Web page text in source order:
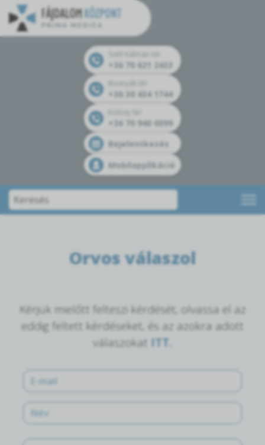
+36 70 621 2433
+36 30 434 1744
+36 70 940 0099
Bejelentkezés
Mobilapplikáció
Orvos válaszol
Kérjük mielőtt felteszi kérdését, olvassa el az
eddig feltett kérdéseket, és az azokra adott
válaszokat ITT.